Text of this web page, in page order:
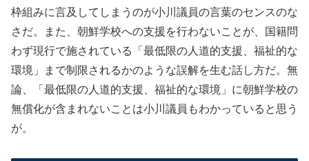
枠組みに言及してしまうのが小川議員の言葉のセンスのな
さだ。また、朝鮮学校への支援を行わないことが、国籍問
わず現行で施されている「最低限の人道的支援、福祉的な
環境」まで制限されるかのような誤解を生む話し方だ。無
論、「最低限の人道的支援、福祉的な環境」に朝鮮学校の
無償化が含まれないことは小川議員もわかっていると思う
が。